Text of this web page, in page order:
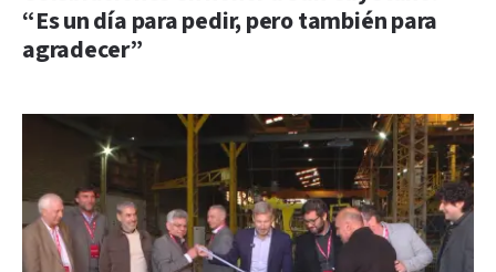
“Es un día para pedir, pero también para
agradecer”